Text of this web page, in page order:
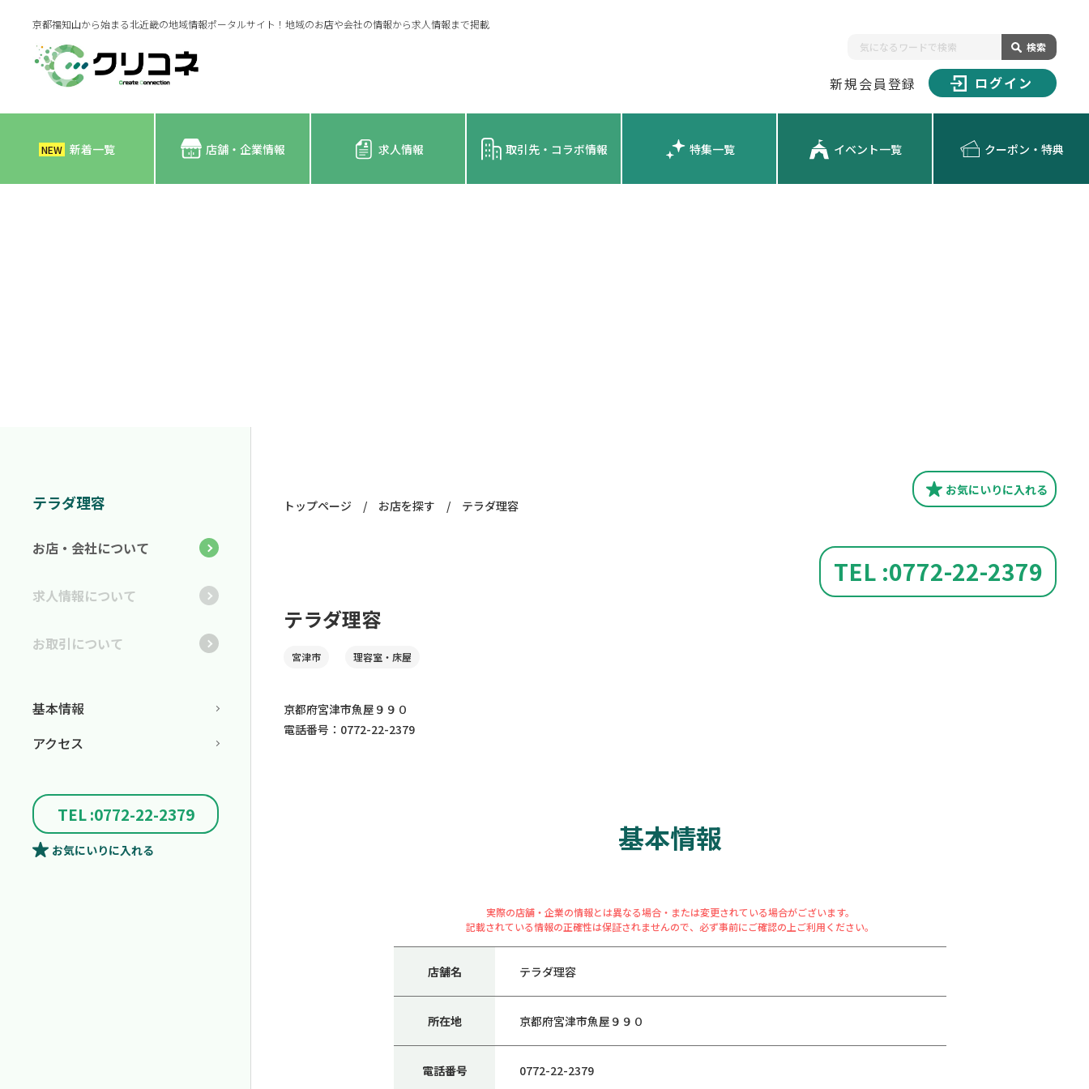
京都福知山から始まる北近畿の地域情報ポータルサイト！地域のお店や会社の情報から求人情報まで掲載
検索
新規会員登録 ログイン
NEW 新着一覧 店舗・企業情報 求人情報 取引先・コラボ情報 特集一覧 イベント一覧 クーポン・特典
トップページ / お店を探す / テラダ理容
お気にいりに入れる
TEL :0772-22-2379
テラダ理容
宮津市 理容室・床屋
京都府宮津市魚屋９９０
電話番号：0772-22-2379
基本情報
実際の店舗・企業の情報とは異なる場合・または変更されている場合がございます。
記載されている情報の正確性は保証されませんので、必ず事前にご確認の上ご利用ください。
店舗名 テラダ理容
所在地 京都府宮津市魚屋９９０
電話番号 0772-22-2379
テラダ理容
お店・会社について
求人情報について
お取引について
基本情報
アクセス
TEL :0772-22-2379
お気にいりに入れる